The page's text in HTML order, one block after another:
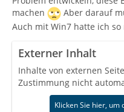
machen
Aber darauf
Auch mit Win7 hatte ich
Externer Inhalt
Inhalte von externen
Zustimmung nicht
Klicken Sie hier, um